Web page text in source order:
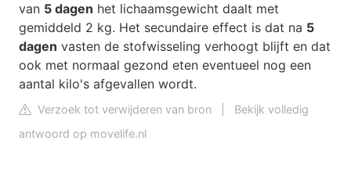
van 5 dagen het lichaamsgewicht daalt met
gemiddeld 2 kg. Het secundaire effect is dat na 5
dagen vasten de stofwisseling verhoogt blijft en dat
ook met normaal gezond eten eventueel nog een
aantal kilo's afgevallen wordt.
Verzoek tot verwijderen van bron
Bekijk volledig
antwoord op movelife.nl